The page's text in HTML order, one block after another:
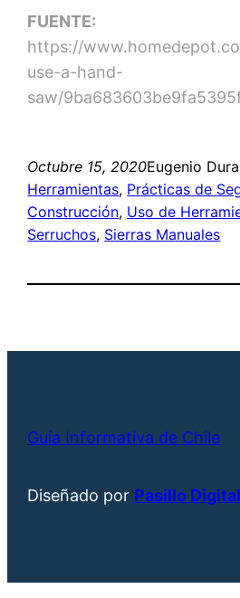
FUENTE:
https://
use-a-hand-
saw/
Octubre 15, 2020Eugenio
Herramientas, Prácticas de
Construcción, Uso de
Serruchos, Sierras Manuales
Guía Informativa de Chile
Diseñado por Pasillo Digital